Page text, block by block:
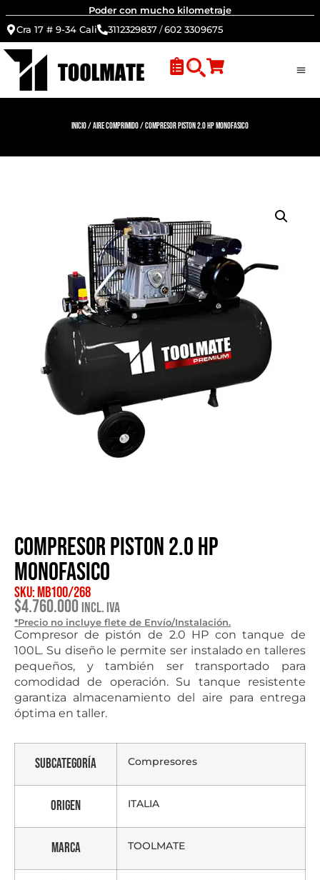
Poder con mucho kilometraje
Cra 17 # 9-34 Cali
3112329837/602 3309675
Inicio/Aire Comprimido/ Compresor piston 2.0 HP monofasico
Compresor piston 2.0 HP
monofasico
SKU: MB100/268
$4.760.000 Incl. IVA
*Precio no incluye flete de Envío/Instalación.
Compresor de pistón de 2.0 HP con tanque de
100L. Su diseño le permite ser instalado en talleres
pequeños, y también ser transportado para
comodidad de operación. Su tanque resistente
garantiza almacenamiento del aire para entrega
óptima en taller.
Subcategoría Compresores
Origen ITALIA
Marca TOOLMATE